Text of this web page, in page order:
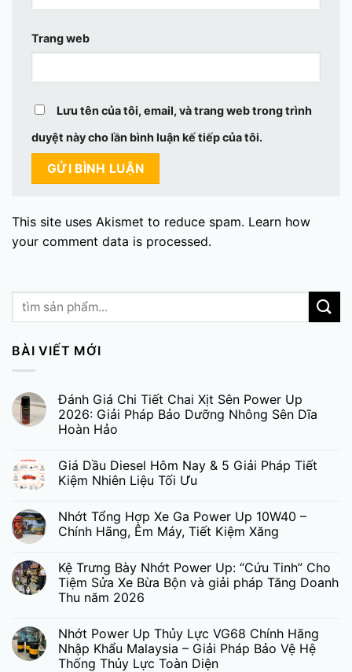
Trang web
Lưu tên của tôi, email, và trang web trong trình
duyệt này cho lần bình luận kế tiếp của tôi.
This site uses Akismet to reduce spam. Learn how
your comment data is processed.
BÀI VIẾT MỚI
Đánh Giá Chi Tiết Chai Xịt Sên Power Up
2026: Giải Pháp Bảo Dưỡng Nhông Sên Dĩa
Hoàn Hảo
Giá Dầu Diesel Hôm Nay & 5 Giải Pháp Tiết
Kiệm Nhiên Liệu Tối Ưu
Nhớt Tổng Hợp Xe Ga Power Up 10W40 –
Chính Hãng, Êm Máy, Tiết Kiệm Xăng
Kệ Trưng Bày Nhớt Power Up: “Cứu Tinh” Cho
Tiệm Sửa Xe Bừa Bộn và giải pháp Tăng Doanh
Thu năm 2026
Nhớt Power Up Thủy Lực VG68 Chính Hãng
Nhập Khẩu Malaysia – Giải Pháp Bảo Vệ Hệ
Thống Thủy Lực Toàn Diện